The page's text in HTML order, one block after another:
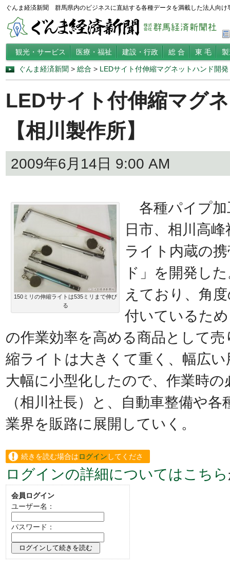
ぐんま経済新聞 群馬県内のビジネスに直結する各種データを満載した法人向け
観光・サービス 医療・福祉 建設・行政 総 合 東 毛
ぐんま経済新聞 > 総合 > LEDサイト付伸縮マグネットハンド開
LEDサイト付伸縮マグ
【相川製作所】
2009年6月14日 9:00 AM
150ミリの伸縮ライトは535ミリまで伸び
る
各種パイプ加
日市、相川高
ライト内蔵の
ド」を開発し
えており、角
付いているた
の作業効率を高める商品として
縮ライトは大きくて重く、幅広
大幅に小型化したので、作業時
（相川社長）と、自動車整備や
業界を販路に展開していく。
続きを読む場合はログイン してくださ
い。
ログインの詳細についてはこちら
会員ログイン
ユーザー名：
パスワード：